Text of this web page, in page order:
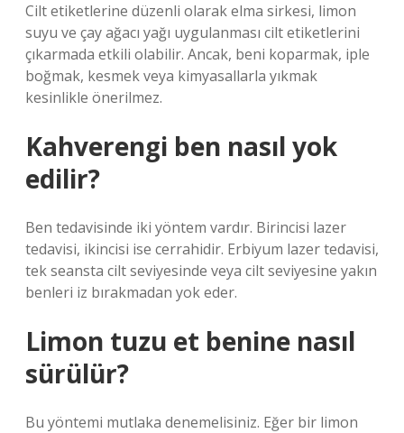
Cilt etiketlerine düzenli olarak elma sirkesi, limon
suyu ve çay ağacı yağı uygulanması cilt etiketlerini
çıkarmada etkili olabilir. Ancak, beni koparmak, iple
boğmak, kesmek veya kimyasallarla yıkmak
kesinlikle önerilmez.
Kahverengi ben nasıl yok
edilir?
Ben tedavisinde iki yöntem vardır. Birincisi lazer
tedavisi, ikincisi ise cerrahidir. Erbiyum lazer tedavisi,
tek seansta cilt seviyesinde veya cilt seviyesine yakın
benleri iz bırakmadan yok eder.
Limon tuzu et benine nasıl
sürülür?
Bu yöntemi mutlaka denemelisiniz. Eğer bir limon